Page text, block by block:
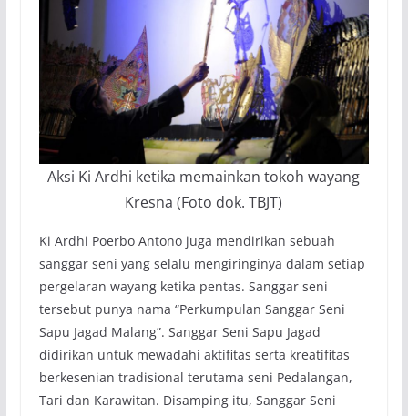
Aksi Ki Ardhi ketika memainkan tokoh wayang
Kresna (Foto dok. TBJT)
Ki Ardhi Poerbo Antono juga mendirikan sebuah
sanggar seni yang selalu mengiringinya dalam setiap
pergelaran wayang ketika pentas. Sanggar seni
tersebut punya nama “Perkumpulan Sanggar Seni
Sapu Jagad Malang”. Sanggar Seni Sapu Jagad
didirikan untuk mewadahi aktifitas serta kreatifitas
berkesenian tradisional terutama seni Pedalangan,
Tari dan Karawitan. Disamping itu, Sanggar Seni